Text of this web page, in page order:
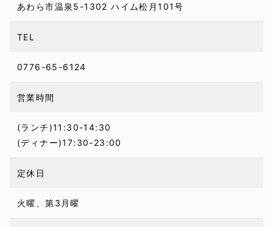
あわら市温泉5-1302 ハイム松月101号
TEL
0776-65-6124
営業時間
(ランチ)11:30-14:30
(ディナー)17:30-23:00
定休日
火曜、第3月曜